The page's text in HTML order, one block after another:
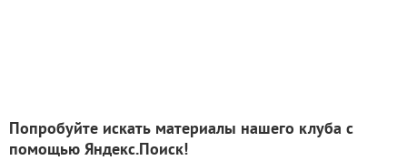
Попробуйте искать материалы нашего клуба с
помощью Яндекс.Поиск!